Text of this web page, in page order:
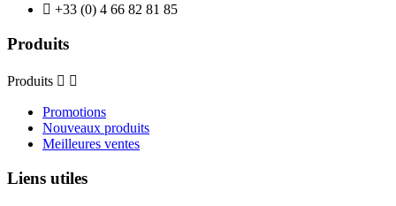
 +33 (0) 4 66 82 81 85
Produits
Produits  
Promotions
Nouveaux produits
Meilleures ventes
Liens utiles